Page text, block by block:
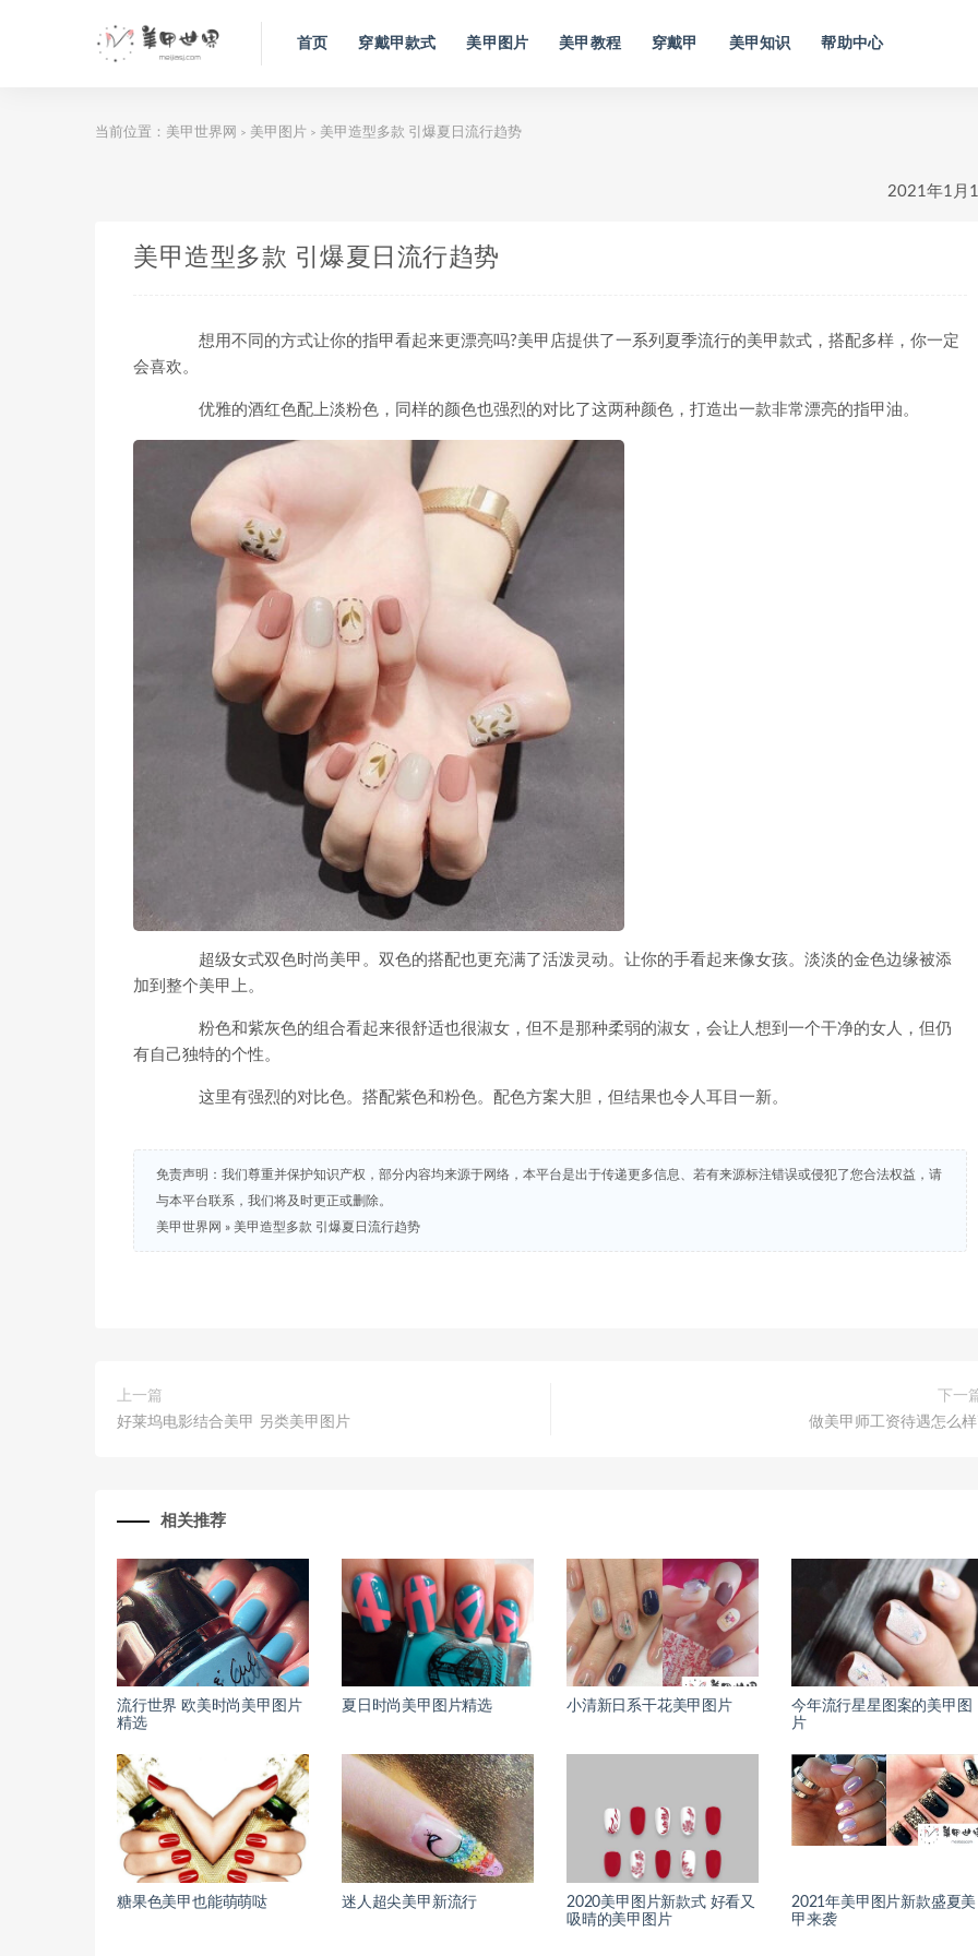
首页 穿戴甲款式 美甲图片 美甲教程 穿戴甲 美甲知识 帮助中心
当前位置： 美甲世界网 > 美甲图片 > 美甲造型多款 引爆夏日流行趋势
2021年1月
美甲造型多款 引爆夏日流行趋势
想用不同的方式让你的指甲看起来更漂亮吗?美甲店提供了一系列夏季流行的美甲款式，搭配多样，你一定
会喜欢。
优雅的酒红色配上淡粉色，同样的颜色也强烈的对比了这两种颜色，打造出一款非常漂亮的指甲油。
超级女式双色时尚美甲。双色的搭配也更充满了活泼灵动。让你的手看起来像女孩。淡淡的金色边缘被添
加到整个美甲上。
粉色和紫灰色的组合看起来很舒适也很淑女，但不是那种柔弱的淑女，会让人想到一个干净的女人，但仍
有自己独特的个性。
这里有强烈的对比色。搭配紫色和粉色。配色方案大胆，但结果也令人耳目一新。
免责声明：我们尊重并保护知识产权，部分内容均来源于网络，本平台是出于传递更多信息、若有来源标注错误或侵犯了您合法权益，请
与本平台联系，我们将及时更正或删除。
美甲世界网 » 美甲造型多款 引爆夏日流行趋势
上一篇
好莱坞电影结合美甲 另类美甲图片
下一
做美甲师工资待遇怎么样
相关推荐
流行世界 欧美时尚美甲图片
精选
夏日时尚美甲图片精选 小清新日系干花美甲图片
今年流行星星图案的美甲图
片
糖果色美甲也能萌萌哒 迷人超尖美甲新流行
2020美甲图片新款式 好看又
吸晴的美甲图片
2021年美甲图片新款盛夏美
甲来袭